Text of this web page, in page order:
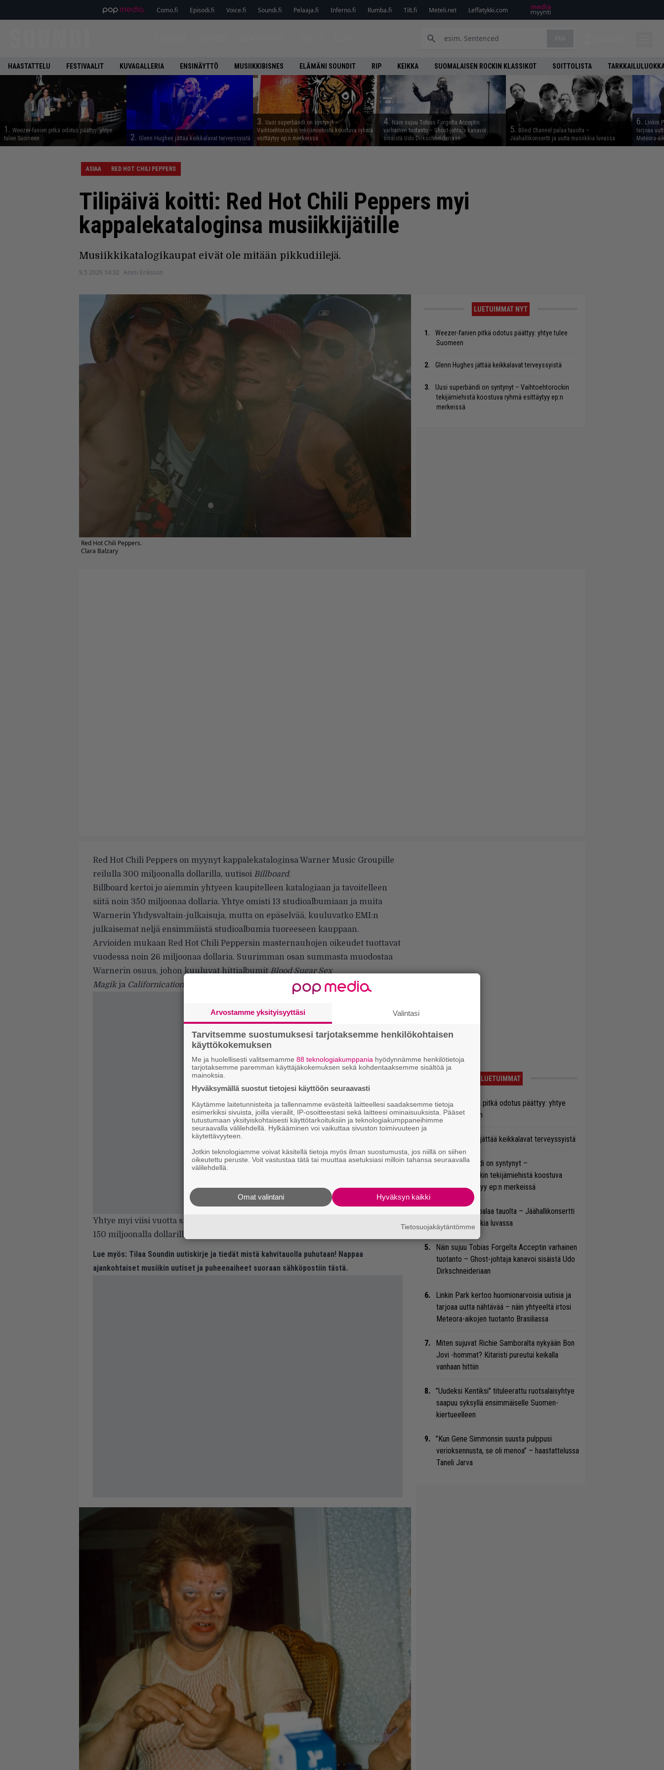
Como.fi Episodi.fi Voice.fi Soundi.fi Pelaaja.fi Inferno.fi Rumba.fi Tilt.fi Meteli.net Leffatykki.com
HAASTATTELU FESTIVAALIT KUVAGALLERIA ENSINÄYTTÖ MUSIIKKIBISNES ELÄMÄNI SOUNDIT RIP KEIKKA SUOMALAISEN ROCKIN KLASSIKOT SOITTOLISTA
1. Weezer-fanien pitkä odotus päättyy: yhtye
tulee Suomeen
2. Glenn Hughes jättää keikkalavat terveyssyistä
3. Uusi superbändi on syntynyt –
Vaihtoehtorockin tekijämiehistä koostuva ryhmä
esittäytyy ep:n merkeissä
4. Näin sujuu Tobias Forgelta Acceptin
varhainen tuotanto – Ghost-johtaja kanavoi
sisäistä Udo Dirkschneideriaan
5. Blind Channel palaa tauolta –
Jäähallikonsertti ja uutta musiikkia luvassa
6. Linkin
tarjoaa
Meteora-
ASIAA RED HOT CHILI PEPPERS
Tilipäivä koitti: Red Hot Chili Peppers myi
kappalekataloginsa musiikkijätille
Musiikkikatalogikaupat eivät ole mitään pikkudiilejä.
9.5.2026 14:32 Anssi Eriksson
Red Hot Chili Peppers.
Clara Balzary
LUETUIMMAT NYT
Weezer-fanien pitkä odotus päättyy: yhtye tulee
Suomeen
Glenn Hughes jättää keikkalavat terveyssyistä
Uusi superbändi on syntynyt – Vaihtoehtorockin
tekijämiehistä koostuva ryhmä esittäytyy ep:n
merkeissä
Red Hot Chili Peppers on myynyt kappalekataloginsa Warner Music Groupille
reilulla 300 miljoonalla dollarilla, uutisoi Billboard.
Billboard kertoi jo aiemmin yhtyeen kaupitelleen katalogiaan ja tavoitelleen
siitä noin 350 miljoonaa dollaria. Yhtye omisti 13 studioalbumiaan ja muita
Warnerin Yhdysvaltain-julkaisuja, mutta on epäselvää, kuuluvatko EMI:n
julkaisemat neljä ensimmäistä studioalbumia tuoreeseen kauppaan.
Arvioiden mukaan Red Hot Chili Peppersin masternauhojen oikeudet tuottavat
vuodessa noin 26 miljoonaa dollaria. Suurimman osan summasta muodostaa
Warnerin osuus, johon kuuluvat hittialbumit Blood Sugar Sex
Magikja Californication
Yhtye myi viisi vuotta sitten kataloginsa kustannusoikeudet Hipgnosisille 140-
150 miljoonalla dollarilla.
Lue myös: Tilaa Soundin uutiskirje ja tiedät mistä kahvitauolla puhutaan! Nappaa
ajankohtaiset musiikin uutiset ja puheenaiheet suoraan sähköpostiin tästä.
LUETUIMMAT
Weezer-fanien pitkä odotus päättyy: yhtye
tulee Suomeen
Glenn Hughes jättää keikkalavat terveyssyistä
Uusi superbändi on syntynyt –
Vaihtoehtorockin tekijämiehistä koostuva
ryhmä esittäytyy ep:n merkeissä
Blind Channel palaa tauolta – Jäähallikonsertti
ja uutta musiikkia luvassa
Näin sujuu Tobias Forgelta Acceptin varhainen
tuotanto – Ghost-johtaja kanavoi sisäistä Udo
Dirkschneideriaan
Linkin Park kertoo huomionarvoisia uutisia ja
tarjoaa uutta nähtävää – näin yhtyeeltä irtosi
Meteora-aikojen tuotanto Brasiliassa
Miten sujuvat Richie Samboralta nykyään Bon
Jovi -hommat? Kitaristi pureutui keikalla
vanhaan hittiin
”Uudeksi Kentiksi” tituleerattu ruotsalaisyhtye
saapuu syksyllä ensimmäiselle Suomen-
kiertueelleen
”Kun Gene Simmonsin suusta pulppusi
verioksennusta, se oli menoa” – haastattelussa
Taneli Jarva
Arvostamme yksityisyyttäsi Valintasi
Tarvitsemme suostumuksesi tarjotaksemme henkilökohtaisen
käyttökokemuksen
Me ja huolellisesti valitsemamme 88 teknologiakumppania hyödynnämme henkilötietoja
tarjotaksemme paremman käyttäjäkokemuksen sekä kohdentaaksemme sisältöä ja
mainoksia.
Hyväksymällä suostut tietojesi käyttöön seuraavasti
Käytämme laitetunnisteita ja tallennamme evästeitä laitteellesi saadaksemme tietoja
esimerkiksi sivuista, joilla vierailit, IP-osoitteestasi sekä laitteesi ominaisuuksista. Pääset
tutustumaan yksityiskohtaisesti käyttötarkoituksiin ja teknologiakumppaneihimme
seuraavalla välilehdellä. Hylkääminen voi vaikuttaa sivuston toimivuuteen ja
käytettävyyteen.
Jotkin teknologiamme voivat käsitellä tietoja myös ilman suostumusta, jos niillä on siihen
oikeutettu peruste. Voit vastustaa tätä tai muuttaa asetuksiasi milloin tahansa seuraavalla
välilehdellä.
Hyväksyn kaikki
Omat valintani
Tietosuojakäytäntömme